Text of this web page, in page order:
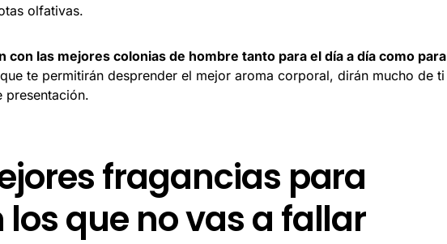
olfativas.
con las mejores colonias de hombre tanto para el día a día como para
te permitirán desprender el mejor aroma corporal, dirán mucho de ti
presentación.
fragancias para
que no vas a fallar